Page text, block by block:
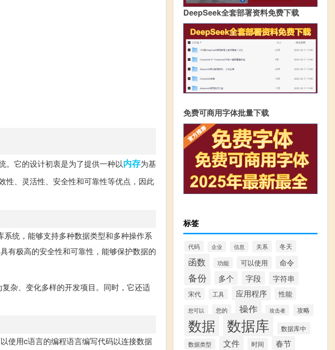
。它的设计初衷是为了提供一种以内存为基
性、灵活性、安全性和可靠性等优点，因此
统，能够支持多种数据类型和多种操作系
有极高的安全性和可靠性，能够保护数据的
杂、变化多样的开发项目。同时，它还适
使用c语言的编程语言编写代码以连接数据
DeepSeek全套部署资料免费下载
免费可商用字体批量下载
标签
代码 企业 信息 关系 冬天
函数 功能 可以使用 命令
备份 多个 字段 字符串
宋代 工具 应用程序 性能
您可以 您的 操作 攻击者 攻略
数据 数据库 数据库中
数据类型 文件 时间 春节